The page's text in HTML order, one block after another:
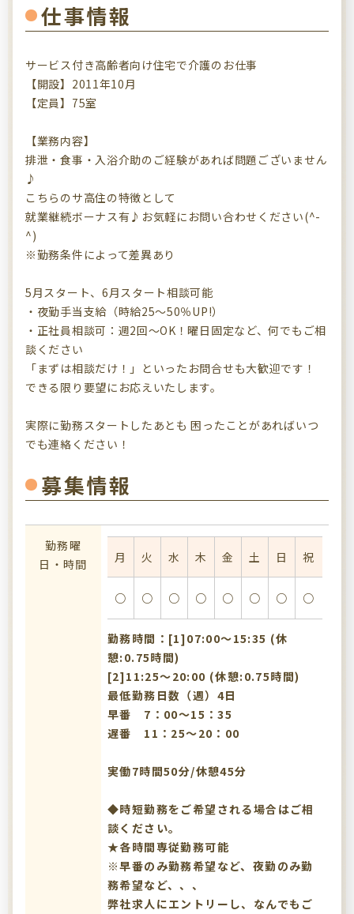
仕事情報
サービス付き高齢者向け住宅で介護のお仕事
【開設】2011年10月
【定員】75室
【業務内容】
排泄・食事・入浴介助のご経験があれば問題ございません
♪
こちらのサ高住の特徴として
就業継続ボーナス有♪お気軽にお問い合わせください(^-
^)
※勤務条件によって差異あり
5月スタート、6月スタート相談可能
・夜勤手当支給（時給25～50％UP!）
・正社員相談可：週2回～OK！曜日固定など、何でもご相
談ください
「まずは相談だけ！」といったお問合せも大歓迎です！
できる限り要望にお応えいたします。
実際に勤務スタートしたあとも 困ったことがあればいつ
でも連絡ください！
募集情報
勤務曜
日・時間
月 火 水 木 金 土 日 祝
○ ○ ○ ○ ○ ○ ○ ○
勤務時間：[1]07:00〜15:35 (休
憩:0.75時間)
[2]11:25〜20:00 (休憩:0.75時間)
最低勤務日数（週）4日
早番 7：00～15：35
遅番 11：25～20：00
実働7時間50分/休憩45分
◆時短勤務をご希望される場合はご相
談ください。
★各時間専従勤務可能
※早番のみ勤務希望など、夜勤のみ勤
務希望など、、、
弊社求人にエントリーし、なんでもご